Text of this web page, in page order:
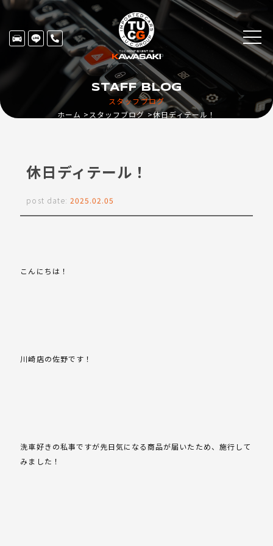
スタッフブログ
STAFF BLOG
ホーム スタッフブログ 休日ディテール！
休日ディテール！
post date: 2025.02.05
こんにちは！
川崎店の佐野です！
洗車好きの私事ですが先日気になる商品が届いたため、施行して
みました！